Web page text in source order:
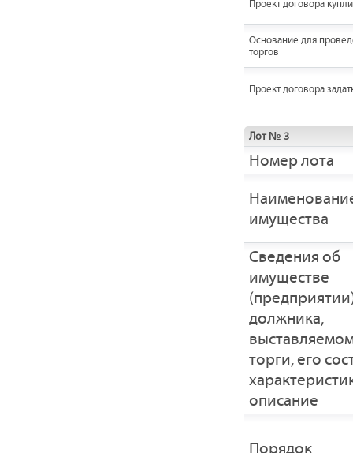
Проект договора
Основание для
торгов
Проект договора
Лот № 3
Номер лота
имущества
Cведения об
имуществе
должника,
торги, его
описание
Порядок